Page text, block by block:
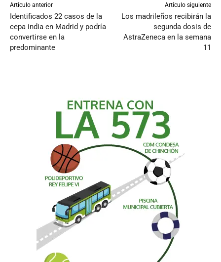
Artículo anterior
Identificados 22 casos de la
cepa india en Madrid y podría
convertirse en la
predominante
Artículo siguiente
Los madrileños recibirán la
segunda dosis de
AstraZeneca en la semana
11